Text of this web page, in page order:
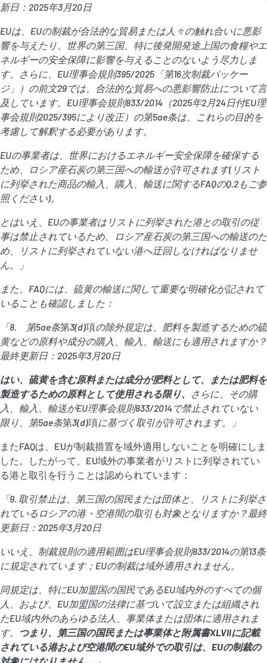
新日： 2025年3月20日
EUは、 EUの制裁が合法的な貿易または人々の触れ合いに悪影
響を与えたり、世界の第三国、特に後発開発途上国の食糧やエ
ネルギーの安全保障に影響を与えることのないよう尽力しま
す。さらに、 EU理事会規則395/2025 「第16次制裁パッケー
ジ」）の前文29では、合法的な貿易への悪影響防止について言
及しています。 EU理事会規則833/2014 （2025年2 月24日付EU理
事会規則2025/395により改正）の第5ae条は、これらの目的を
考慮して解釈する必要があります。
EUの事業者は、世界におけるエネルギー安全保障を確保する
ため、ロシア産石炭の第三国への輸送が許可されます( リスト
に列挙された商品の輸入、購入、輸送に関するFAQのQ.2 もご参
照ください)
とはいえ、 EUの事業者はリストに列挙された港との取引の従
事は禁止されているため、ロシア産石炭の第三国への輸送のた
め、リストに列挙されていない港へ迂回しなければなりませ
ん。」
また、 FAQには、硫黄の輸送に関して重要な明確化が記されて
いることも確認しました：
「8. 第5ae条第3(d)項の除外規定は、肥料を製造するための硫
黄などの原料や成分の購入、輸入、輸送にも適用されますか？
最終更新日： 2025年3月20日
はい、硫黄を含む原料または成分が肥料として、または肥料を
製造するための原料として使用される限り、
さらに、その購
入、輸入、輸送がEU理事会規則833/2014で禁止されていない
限り、
第5ae条第3(d)項に基づく取引が許可されます。」
またFAQは、EUが制裁措置を域外適用しないことを明確にしま
した。したがって、EU域外の事業者がリストに列挙されてい
る港と取引を行うことは認められています：
「9. 取引禁止は、第三国の国民または団体と、リストに列挙さ
れているロシアの港・空港間の取引も対象となりますか？最終
更新日： 2025年3月20日
いいえ、制裁規則の適用範囲はEU理事会規則833/2014の第13条
に規定されています； EUの制裁は域外適用されません。
同規定は、特にEU加盟国の国民であるEU域内外のすべての個
人、および、 EU加盟国の法律に基づいて設立または組織され
たEU域内外のあらゆる法人、事業体または団体に適用されま
す。
つまり、第三国の国民または事業体と附属書XLVIIに記載
されている港および空港間のEU域外での取引は、 EUの制裁の
対象にはなりません。
」